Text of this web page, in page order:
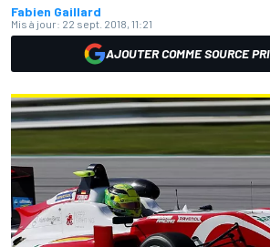
Fabien Gaillard
Mis à jour: 22 sept. 2018, 11:21
AJOUTER COMME SOURCE